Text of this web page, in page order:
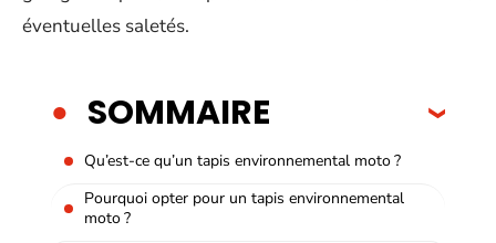
éventuelles saletés.
SOMMAIRE
Qu’est-ce qu’un tapis environnemental moto ?
Pourquoi opter pour un tapis environnemental
moto ?